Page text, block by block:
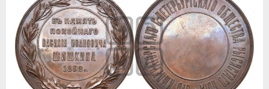
НИКОЛАЙ I 1826-1855
АЛЕКСАНДР II 1855-1881
АЛЕКСАНДР III 1881-1894
Латинская надпись